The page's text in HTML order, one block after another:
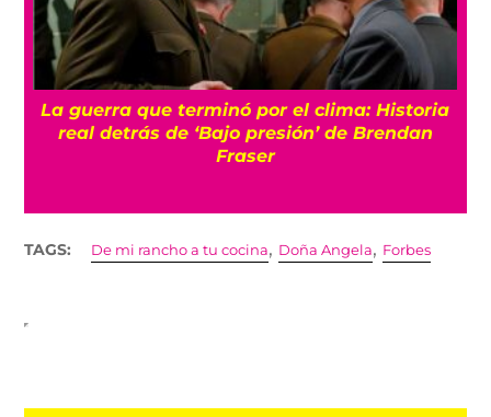
La guerra que terminó por el clima: Historia
real detrás de ‘Bajo presión’ de Brendan
Fraser
TAGS: De mi rancho a tu cocina, Doña Angela, Forbes